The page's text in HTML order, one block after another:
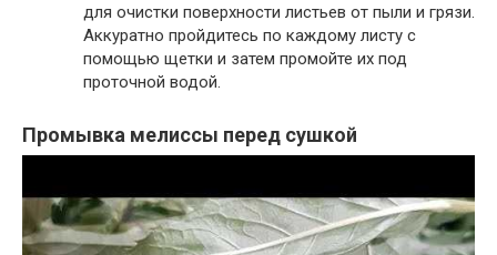
для очистки поверхности листьев от пыли и грязи.
Аккуратно пройдитесь по каждому листу с
помощью щетки и затем промойте их под
проточной водой.
Промывка мелиссы перед сушкой